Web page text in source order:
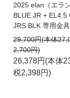
2025 elan（エラ
BLUE JR + EL4.5
JRS BLK 専用金
29,700円(本体
2,700円)
26,378円(本体
税2,398円)